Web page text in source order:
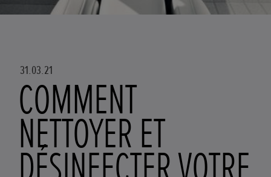
31.03.21
COMMENT
NETTOYER ET